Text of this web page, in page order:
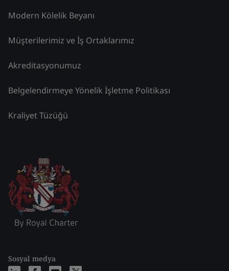
Modern Kölelik Beyanı
Müşterilerimiz ve İş Ortaklarımız
Akreditasyonumuz
Belgelendirmeye Yönelik İşletme Politikası
Kraliyet Tüzüğü
Sosyal medya